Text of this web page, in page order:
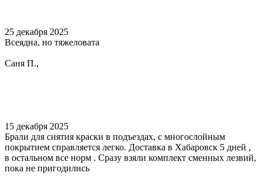
25 декабря 2025
Всеядна, но тяжеловата
Саня П.,
15 декабря 2025
Брали для снятия краски в подъездах, с многослойным
покрытием справляется легко. Доставка в Хабаровск 5 дней ,
в остальном все норм . Сразу взяли комплект сменных лезвий,
пока не пригодились